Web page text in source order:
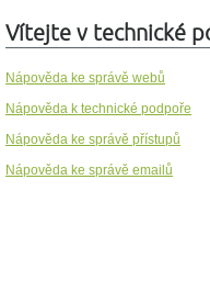
Vítejte v technické
Nápověda ke správě webů
Nápověda k technické podpoře
Nápověda ke správě přístupů
Nápověda ke správě emailů